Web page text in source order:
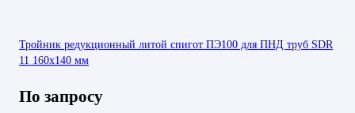
Тройник редукционный литой спигот ПЭ100 для ПНД труб SDR
11 160х140 мм
По запросу